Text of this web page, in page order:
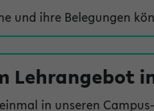
und ihre Belegungen
Lehrangebot
in unseren